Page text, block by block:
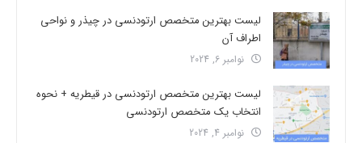
لیست بهترین متخصص ارتودنسی در چیذر و نواحی
اطراف آن
نوامبر 6, 2024
لیست بهترین متخصص ارتودنسی در قیطریه + نحوه
انتخاب یک متخصص ارتودنسی
نوامبر 4, 2024